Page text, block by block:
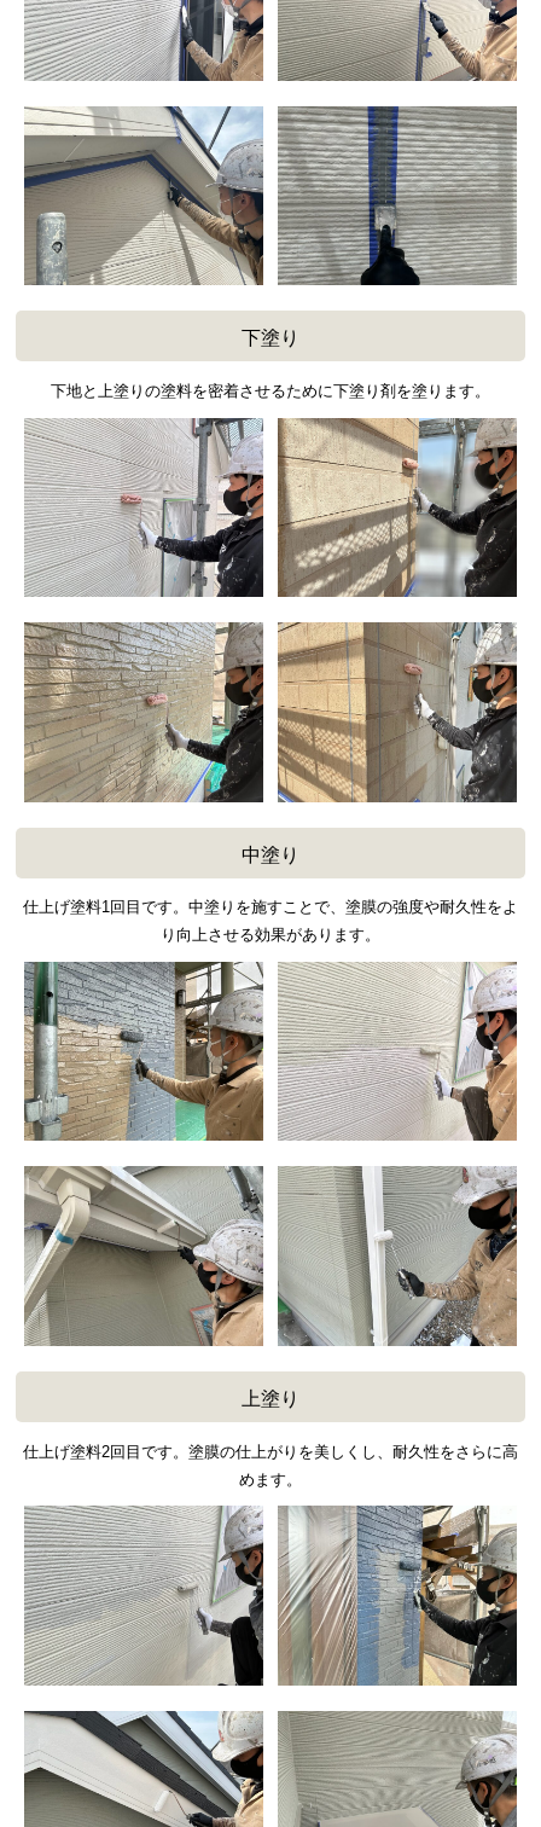
下塗り
下地と上塗りの塗料を密着させるために下塗り剤を塗ります。
中塗り
仕上げ塗料1回目です。中塗りを施すことで、塗膜の強度や耐久性をよ
り向上させる効果があります。
上塗り
仕上げ塗料2回目です。塗膜の仕上がりを美しくし、耐久性をさらに高
めます。